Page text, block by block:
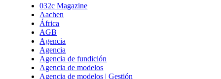
032c Magazine
Aachen
África
AGB
Agencia
Agencia
Agencia de fundición
Agencia de modelos
Agencia de modelos | Gestión